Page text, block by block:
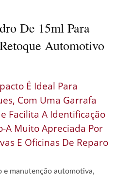
De 15ml Para
Automotivo
É Ideal Para
Com Uma Garrafa
Facilita A Identificação
A Muito Apreciada Por
E Oficinas De Reparo
e manutenção automotiva,